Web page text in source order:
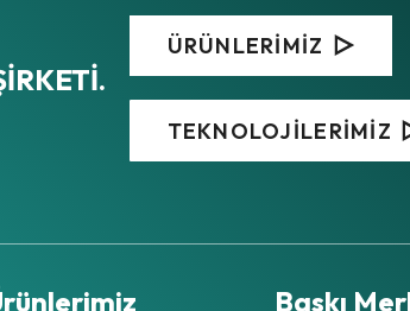
ÜRÜNLERİMİZ
TEKNOLOJİLERİMİZ
Baskı